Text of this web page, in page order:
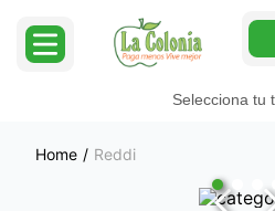
Selecciona tu
Reddi